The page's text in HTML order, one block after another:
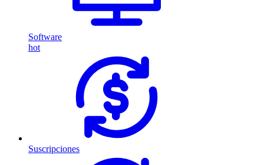
Software
hot
Suscripciones